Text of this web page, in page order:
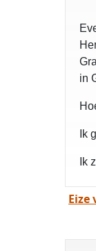
in
Ik
Ik
Eize